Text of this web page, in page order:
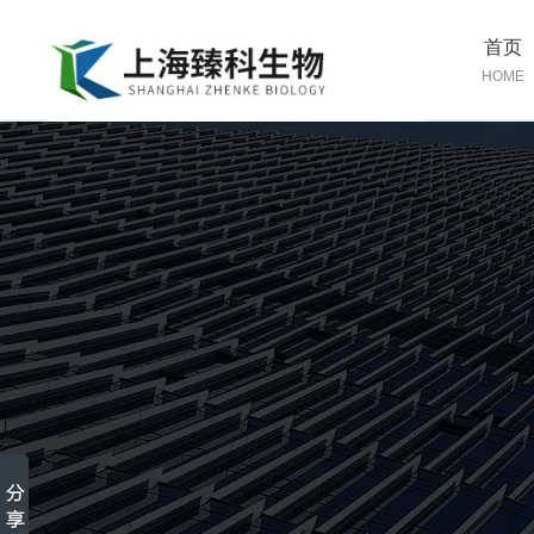
首页
HOME